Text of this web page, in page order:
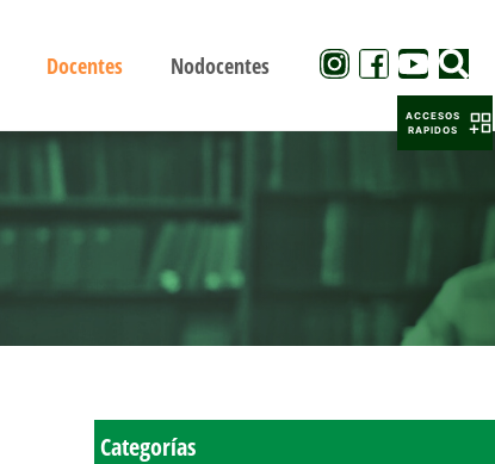
Docentes Nodocentes
Categorías
ACCESOS
RAPIDOS